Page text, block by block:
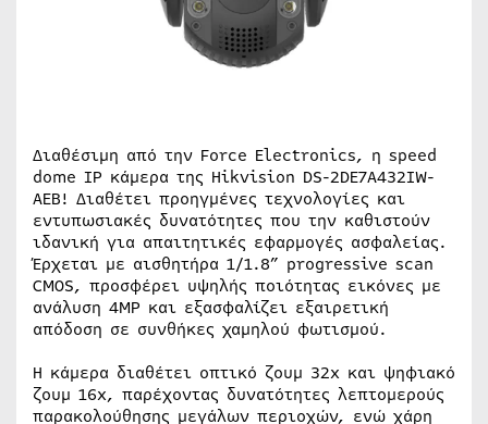
Διαθέσιμη από την Force Electronics, η speed
dome IP κάμερα της Hikvision DS-2DE7A432IW-
AEB! Διαθέτει προηγμένες τεχνολογίες και
εντυπωσιακές δυνατότητες που την καθιστούν
ιδανική για απαιτητικές εφαρμογές ασφαλείας.
Έρχεται με αισθητήρα 1/1.8” progressive scan
CMOS, προσφέρει υψηλής ποιότητας εικόνες με
ανάλυση 4MP και εξασφαλίζει εξαιρετική
απόδοση σε συνθήκες χαμηλού φωτισμού.
Η κάμερα διαθέτει οπτικό ζουμ 32x και ψηφιακό
ζουμ 16x, παρέχοντας δυνατότητες λεπτομερούς
παρακολούθησης μεγάλων περιοχών, ενώ χάρη